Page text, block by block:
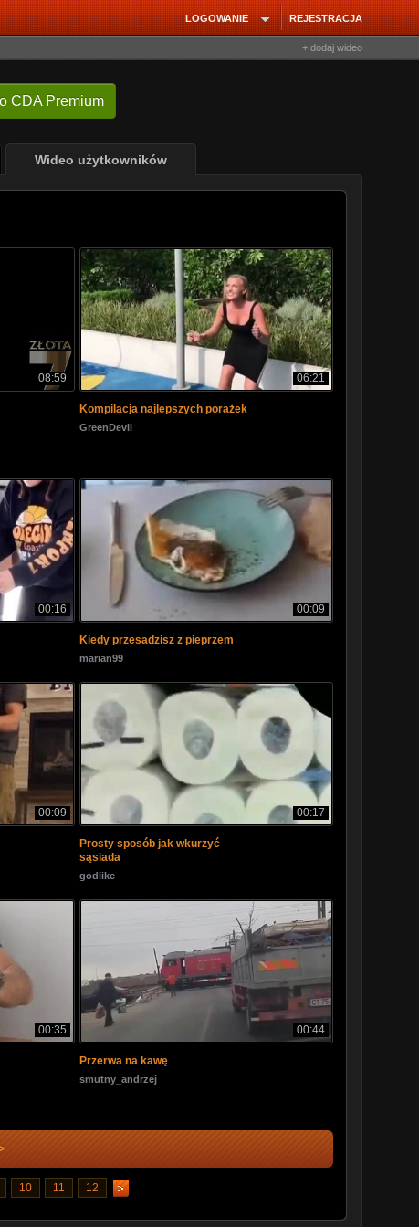
REJESTRACJA
LOGOWANIE
+ dodaj wideo
CDA Premium
Wideo użytkowników
08:59 06:21
Kompilacja najlepszych porażek
GreenDevil
00:16 00:09
Kiedy przesadzisz z pieprzem
marian99
00:09 00:17
Prosty sposób jak wkurzyć
sąsiada
godlike
00:35 00:44
Przerwa na kawę
smutny_andrzej
10 11 12